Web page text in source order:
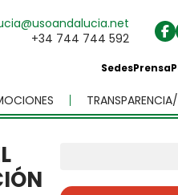
+34 744 744 592
SedesPrensa